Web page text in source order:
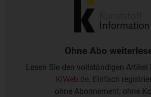
Ohne Abo
Lesen Sie den vollständigen
KIWeb.de. Einfach
ohne Abonnement, ohne